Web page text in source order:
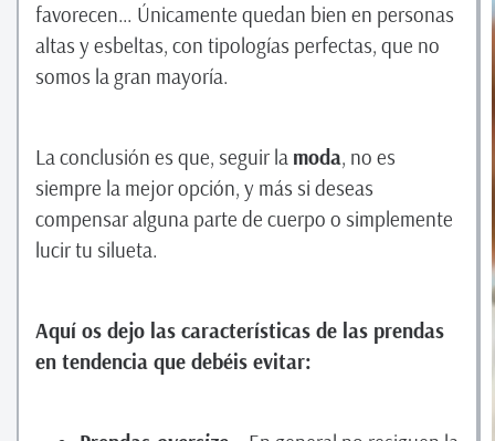
favorecen… Únicamente quedan bien en personas
altas y esbeltas, con tipologías perfectas, que no
somos la gran mayoría.
La conclusión es que, seguir la moda, no es
siempre la mejor opción, y más si deseas
compensar alguna parte de cuerpo o simplemente
lucir tu silueta.
Aquí os dejo las características de las prendas
en tendencia que debéis evitar: